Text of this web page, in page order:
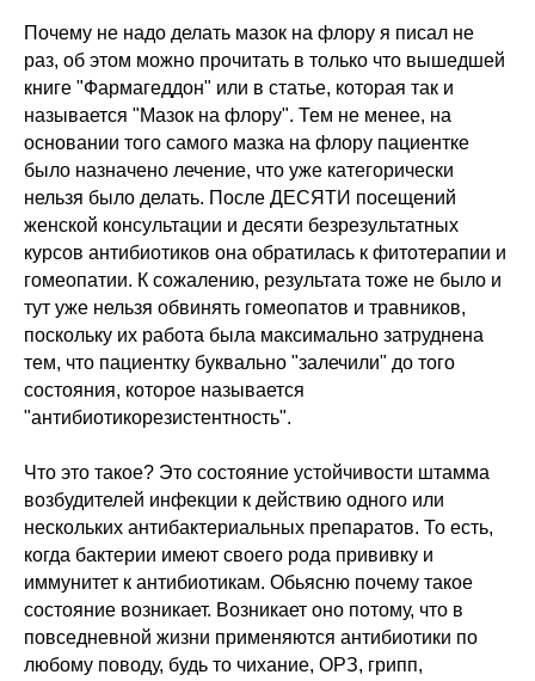
Почему не надо делать мазок на флору я писал не
раз, об этом можно прочитать в только что вышедшей
книге "Фармагеддон" или в статье, которая так и
называется "Мазок на флору". Тем не менее, на
основании того самого мазка на флору пациентке
было назначено лечение, что уже категорически
нельзя было делать. После ДЕСЯТИ посещений
женской консультации и десяти безрезультатных
курсов антибиотиков она обратилась к фитотерапии и
гомеопатии. К сожалению, результата тоже не было и
тут уже нельзя обвинять гомеопатов и травников,
поскольку их работа была максимально затруднена
тем, что пациентку буквально "залечили" до того
состояния, которое называется
"антибиотикорезистентность".
Что это такое? Это состояние устойчивости штамма
возбудителей инфекции к действию одного или
нескольких антибактериальных препаратов. То есть,
когда бактерии имеют своего рода прививку и
иммунитет к антибиотикам. Обьясню почему такое
состояние возникает. Возникает оно потому, что в
повседневной жизни применяются антибиотики по
любому поводу, будь то чихание, ОРЗ, грипп,